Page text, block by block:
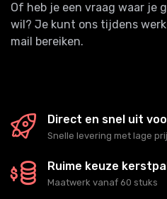
Of heb je een vraag waar je
wil? Je kunt ons tijdens
mail bereiken.
Direct en snel uit
Snelle levering met lage
Ruime keuze
Maatwerk vanaf 60 stuks